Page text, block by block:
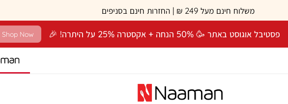
משלוח חינם מעל 249 ₪ | החזרות חינם בסניפים
פסטיבל אוגוסט באתר 🥳 50% הנחה + אקסטרה 25% על היתרה! 🎉 Shop Now